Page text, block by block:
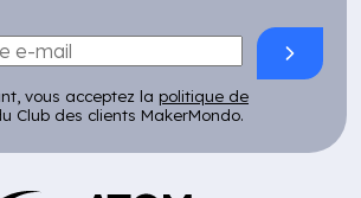
vous acceptez la politique de
Club des clients MakerMondo.